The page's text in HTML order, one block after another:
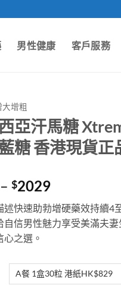
男性健康 客戶服務
大增粗
亞汗馬糖
糖 香港現貨正
– $2029Price
range:
$829
through
述快速助勃增硬藥效持續4
自信男性魅力享受美滿夫
心之選。